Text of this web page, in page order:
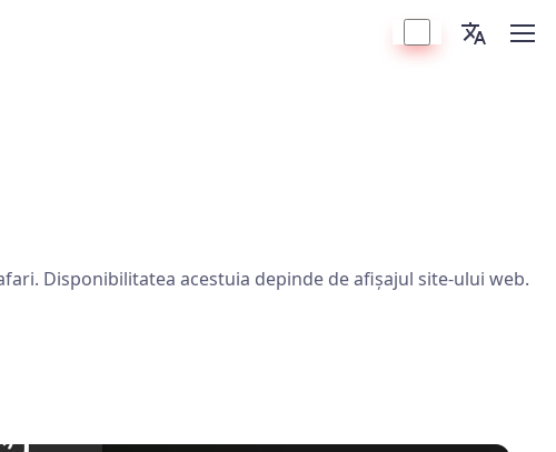
Disponibilitatea acestuia depinde de afișajul site-ului web.